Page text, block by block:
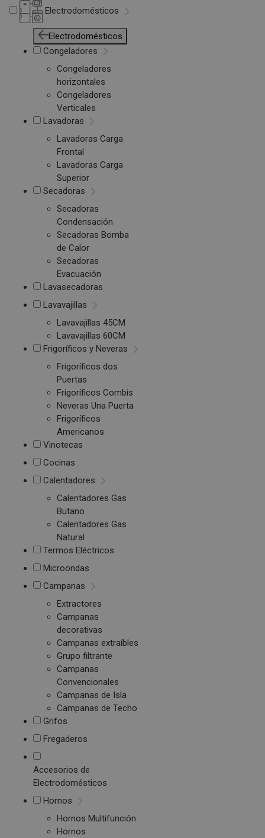
Electrodomésticos
Electrodomésticos
Congeladores
Congeladores
horizontales
Congeladores
Verticales
Lavadoras
Lavadoras Carga
Frontal
Lavadoras Carga
Superior
Secadoras
Secadoras
Condensación
Secadoras Bomba
de Calor
Secadoras
Evacuación
Lavasecadoras
Lavavajillas
Lavavajillas 45CM
Lavavajillas 60CM
Frigoríficos y Neveras
Frigoríficos dos
Puertas
Frigoríficos Combis
Neveras Una Puerta
Frigoríficos
Americanos
Vinotecas
Cocinas
Calentadores
Calentadores Gas
Butano
Calentadores Gas
Natural
Termos Eléctricos
Microondas
Campanas
Extractores
Campanas
decorativas
Campanas extraíbles
Grupo filtrante
Campanas
Convencionales
Campanas de Isla
Campanas de Techo
Grifos
Fregaderos
Accesorios de
Electrodomésticos
Hornos
Hornos Multifunción
Hornos